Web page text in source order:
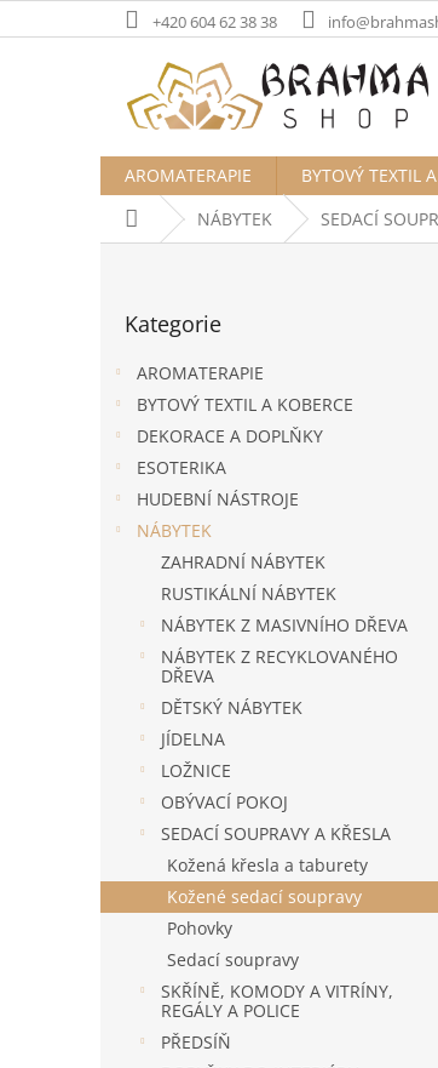
na
+420 604 62 38 38
AROMATERAPIE BYTOVÝ TEXTIL
Domů NÁBYTEK SEDACÍ
kategorie
Kategorie
AROMATERAPIE
BYTOVÝ TEXTIL A KOBERCE
DEKORACE A DOPLŇKY
ESOTERIKA
HUDEBNÍ NÁSTROJE
NÁBYTEK
ZAHRADNÍ NÁBYTEK
RUSTIKÁLNÍ NÁBYTEK
NÁBYTEK Z MASIVNÍHO DŘEVA
NÁBYTEK Z RECYKLOVANÉHO
DŘEVA
DĚTSKÝ NÁBYTEK
JÍDELNA
LOŽNICE
OBÝVACÍ POKOJ
SEDACÍ SOUPRAVY A KŘESLA
Kožená křesla a taburety
Kožené sedací soupravy
Pohovky
Sedací soupravy
SKŘÍNĚ, KOMODY A VITRÍNY,
REGÁLY A POLICE
PŘEDSÍŇ